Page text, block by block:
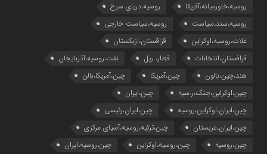
روسیه،خاورمیانه،آفریقا
روسیه،دریای سرخ
روسیه،سند،سیاست
روسیه،سیاست خارجی
غلات،روسیه،اوکراین
قزاقستان،ازبکستان
قزاقستان،انتخابات
قطار، ریل
نفت،روسیه،آذربایجان
هند،چین،بالون
چین،آمریکا
چین،آمریکا،بالن
چین،اوکراین،جنگ،ر.سیه
چین،ایران
چین،ایران،اوکراین،روسیه
چین،ایران،رئیسی
چین،ایران،عربستان
چین،ترکیه،روسیه،آسیای مرکزی
چین،روسیه
چین،روسیه،اوکراین چین،روسیه،ایران